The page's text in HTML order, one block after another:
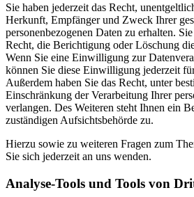
Sie haben jederzeit das Recht,
Herkunft, Empfänger und Zweck Ihrer
personenbezogenen Daten zu erhalten.
Recht, die Berichtigung oder Löschung
Wenn Sie eine Einwilligung zur
können Sie diese Einwilligung jederzeit
Außerdem haben Sie das Recht, unter
Einschränkung der Verarbeitung Ihrer
verlangen. Des Weiteren steht Ihnen ein
zuständigen Aufsichtsbehörde zu.
Hierzu sowie zu weiteren Fragen zum
Sie sich jederzeit an uns wenden.
Analyse-Tools und Tools von